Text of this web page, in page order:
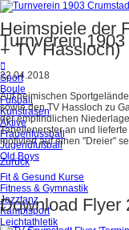
Turnverein
Sport
Boule
Fußball
Kunstrasen
Aktive
Frauenfussball
Jugendfußball
Old Boys
Fit & Gesund Kurse
Fitness & Gymnastik
Jazztanz
Kampfsport
Leichtathletik
Heimspiele der
+ TV Hassloch)
22.04.2018
Auf heimischen
sowie den TV Hassloch zu
der empfindlichen
Tabellenerster an und
motiviert auf einen "Dreier"
Zurück
Download Flyer